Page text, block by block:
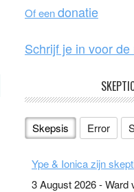
k
Of eendonatie
Schrijf je in voor
Skepsis Error
Ype & Ionica zijn
3 August 2026-Ward